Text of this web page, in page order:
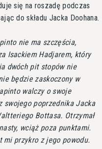
się na roszadę podczas
do składu Jacka Doohana.
nie ma szczęścia,
Isackiem Hadjarem, który
dwóch pit stopów nie
będzie zaskoczony w
walczy o swoje
swojego poprzednika Jacka
Bottasa. Otrzymał
wciąż poza punktami.
mi przykro z jego powodu.